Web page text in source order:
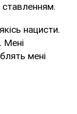
нацисти.
Мені
мені